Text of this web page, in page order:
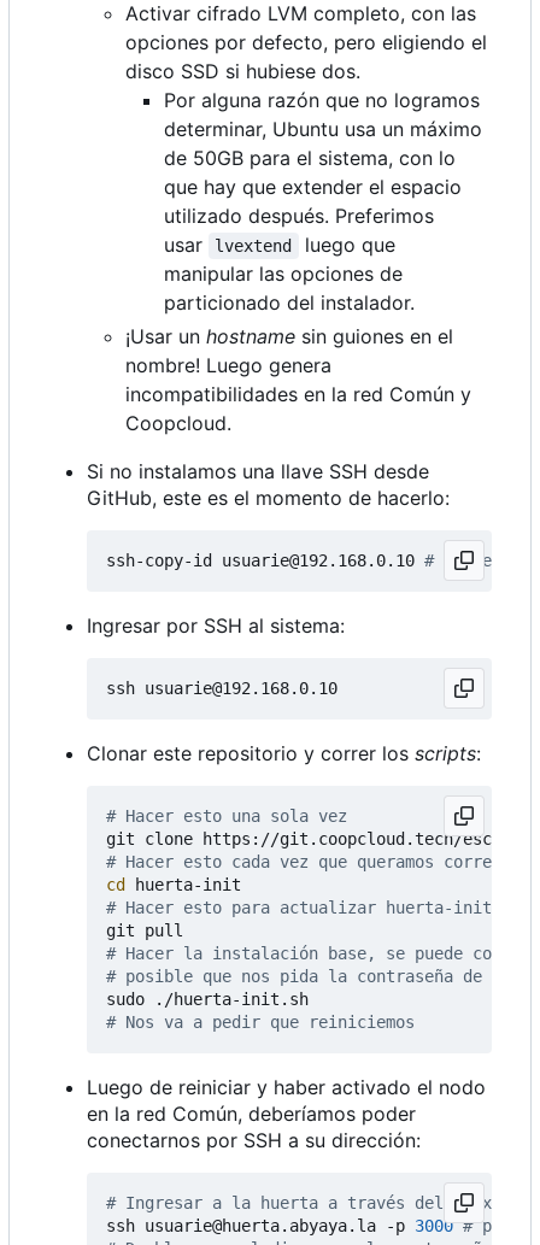
Activar cifrado LVM completo, con las
opciones por defecto, pero eligiendo el
disco SSD si hubiese dos.
Por alguna razón que no logramos
determinar, Ubuntu usa un máximo
de 50GB para el sistema, con lo
que hay que extender el espacio
utilizado después. Preferimos
usar
lvextend
luego que
manipular las opciones de
particionado del instalador.
¡Usar un hostname sin guiones en el
nombre! Luego genera
incompatibilidades en la red Común y
Coopcloud.
Si no instalamos una llave SSH desde
GitHub, este es el momento de hacerlo:
ssh-copy-id usuarie@192.168.0.10 # IP de la
Ingresar por SSH al sistema:
Clonar este repositorio y correr los scripts:
# Hacer esto una sola vez
# Hacer esto cada vez que queramos correr
cd
# Hacer esto para actualizar huerta-init
# Hacer la instalación base, se puede
# posible que nos pida la contraseña de
# Nos va a pedir que reiniciemos
Luego de reiniciar y haber activado el nodo
en la red Común, deberíamos poder
conectarnos por SSH a su dirección:
# Ingresar a la huerta a través del proxy
ssh usuarie@huerta.abyaya.la -p 3000 #